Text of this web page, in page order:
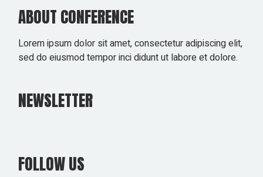
ABOUT CONFERENCE
Lorem ipsum dolor sit amet, consectetur adipiscing elit,
sed do eiusmod tempor inci didunt ut labore et dolore.
NEWSLETTER
FOLLOW US